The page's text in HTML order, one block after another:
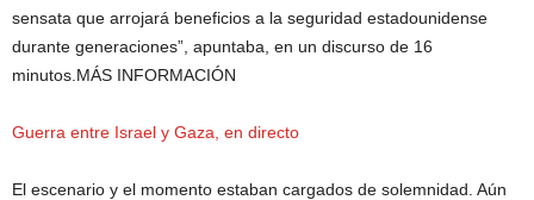
sensata que arrojará beneficios a la seguridad estadounidense
durante generaciones”, apuntaba, en un discurso de 16
minutos.MÁS INFORMACIÓN
Guerra entre Israel y Gaza, en directo
El escenario y el momento estaban cargados de solemnidad. Aún